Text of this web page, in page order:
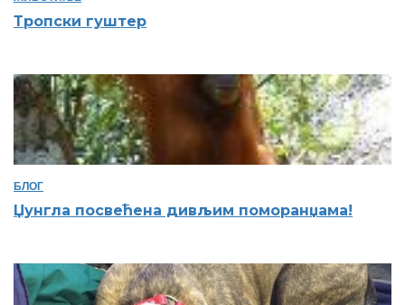
Тропски гуштер
БЛОГ
Џунгла посвећена дивљим поморанџама!